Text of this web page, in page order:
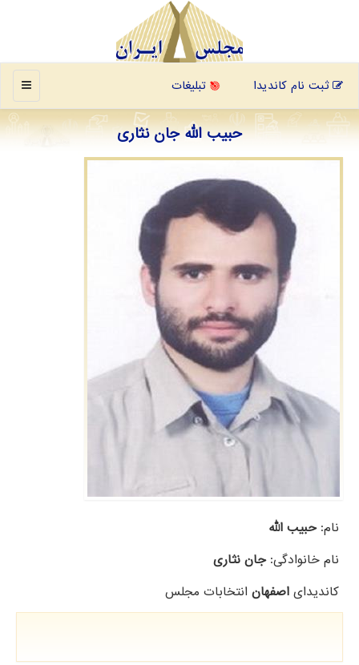
منو ثبت نام کاندیدا تبلیغات
حبیب الله جان نثاری
نام:حبیب الله
نام خانوادگی:جان نثاری
کاندیدای اصفهان انتخابات مجلس